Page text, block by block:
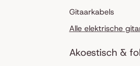
Gitaarkabels
Alle elektrische
Akoestisch &